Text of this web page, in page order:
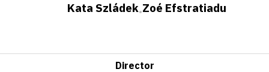
Kata Szládek•Zoé Efstratiadu
Director